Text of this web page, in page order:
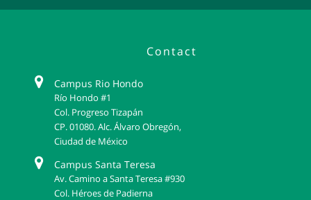
Contact
Campus Rio Hondo
Río Hondo #1
Col. Progreso Tizapán
CP. 01080. Alc. Álvaro Obregón,
Ciudad de México
Campus Santa Teresa
Av. Camino a Santa Teresa #930
Col. Héroes de Padierna